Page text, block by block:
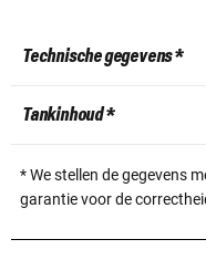
Technische gegevens *
Tankinhoud *
* We stellen de gegevens
garantie voor de